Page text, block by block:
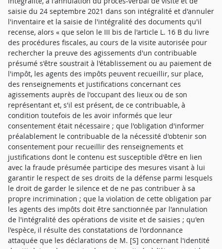
saisie du 24 septembre 2021 dans son intégralité et d'annuler
l'inventaire et la saisie de l'intégralité des documents qu'il
recense, alors « que selon le III bis de l'article L. 16 B du livre
des procédures fiscales, au cours de la visite autorisée pour
rechercher la preuve des agissements d'un contribuable
présumé s'être soustrait à l'établissement ou au paiement de
l'impôt, les agents des impôts peuvent recueillir, sur place,
des renseignements et justifications concernant ces
agissements auprès de l'occupant des lieux ou de son
représentant et, s'il est présent, de ce contribuable, à
condition toutefois de les avoir informés que leur
consentement était nécessaire ; que l'obligation d'informer
préalablement le contribuable de la nécessité d'obtenir son
consentement pour recueillir des renseignements et
justifications dont le contenu est susceptible d'être en lien
avec la fraude présumée participe des mesures visant à lui
garantir le respect de ses droits de la défense parmi lesquels
le droit de garder le silence et de ne pas contribuer à sa
propre incrimination ; que la violation de cette obligation par
les agents des impôts doit être sanctionnée par l'annulation
de l'intégralité des opérations de visite et de saisies ; qu'en
l'espèce, il résulte des constatations de l'ordonnance
attaquée que les déclarations de M. [S] concernant l'identité